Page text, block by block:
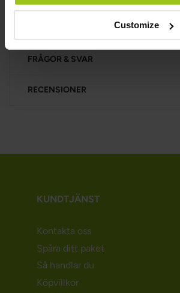
Customize
INGREDIENSER & DOSERING
FRÅGOR & SVAR
RECENSIONER
KUNDTJÄNST
Kontakta oss
Spåra ditt paket
Så handlar du
Köpvillkor